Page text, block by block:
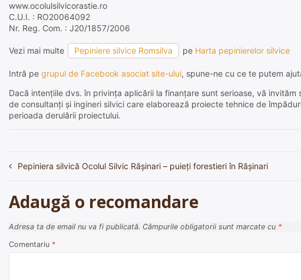
www.ocolulsilvicorastie.ro
C.U.I. : RO20064092
Nr. Reg. Com. : J20/1857/2006
Vezi mai multe Pepiniere silvice Romsilva pe Harta pepinierelor silvice
Intră pe grupul de Facebook asociat site-ului, spune-ne cu ce te putem
Dacă intențiile dvs. în privința aplicării la finanțare sunt serioase, vă
de consultanți și ingineri silvici care elaborează proiecte tehnice de
perioada derulării proiectului.
Navigare
articole
Pepiniera silvică Ocolul Silvic Răşinari – puieți forestieri în Răşinari
Adaugă o recomandare
Adresa ta de email nu va fi publicată. Câmpurile obligatorii sunt marcate cu *
Comentariu *